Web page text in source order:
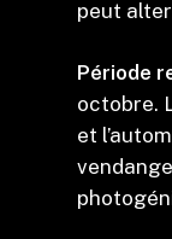
peut
Période
octobre.
et